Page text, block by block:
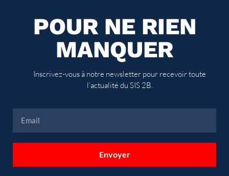
POUR NE RIEN
MANQUER
Inscrivez-vous à notre newsletter pour recevoir toute
l’actualité du SIS 2B.
Envoyer